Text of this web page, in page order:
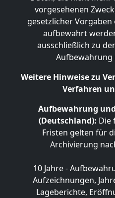
vorgesehenen
gesetzlicher
aufbewahrt
ausschließlich zu
Weitere Hinweise zu
Verfahren
Aufbewahrung
(Deutschland): Die
Fristen gelten für
Archivierung
10 Jahre -
Aufzeichnungen,
Lageberichte,